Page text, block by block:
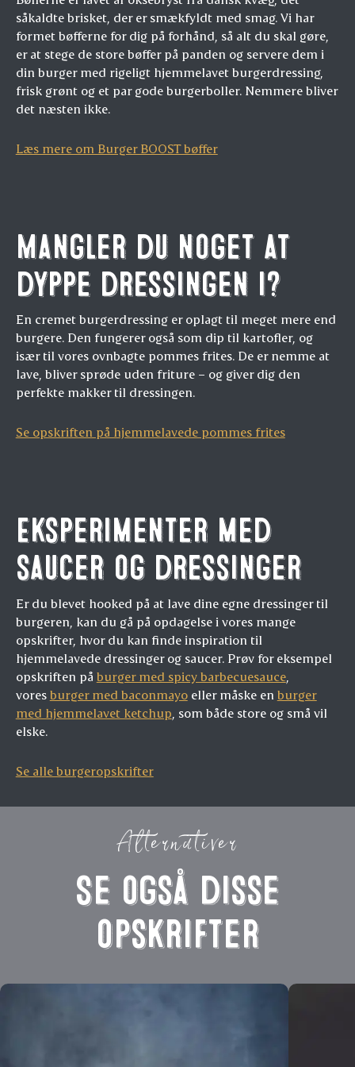
såkaldte brisket, der er smækfyldt med smag. Vi har
formet bøfferne for dig på forhånd, så alt du skal gøre,
er at stege de store bøffer på panden og servere dem i
din burger med rigeligt hjemmelavet burgerdressing,
frisk grønt og et par gode burgerboller. Nemmere bliver
det næsten ikke.
Læs mere om Burger BOOST bøffer
Mangler du noget at
dyppe dressingen i?
En cremet burgerdressing er oplagt til meget mere end
burgere. Den fungerer også som dip til kartofler, og
især til vores ovnbagte pommes frites. De er nemme at
lave, bliver sprøde uden friture – og giver dig den
perfekte makker til dressingen.
Se opskriften på hjemmelavede pommes frites
Eksperimenter med
saucer og dressinger
Er du blevet hooked på at lave dine egne dressinger til
burgeren, kan du gå på opdagelse i vores mange
opskrifter, hvor du kan finde inspiration til
hjemmelavede dressinger og saucer. Prøv for eksempel
opskriften på burger med spicy barbecuesauce,
vores burger med baconmayoeller måske en burger
med hjemmelavet ketchup , som både store og små vil
elske.
Se alle burgeropskrifter
Alternativer
Se også disse
opskrifter